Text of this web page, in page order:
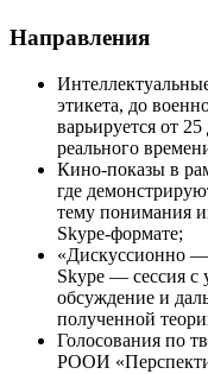
Направления
этикета, до
варьируется от
реального
Кино-показы в
где
тему понимания
Skype-формате;
«Дискуссионно —
Skype — сессия с
обсуждение и
полученной
Голосования по
РООИ